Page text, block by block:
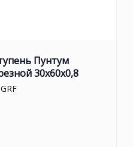
Пунтум
30x60x0,8